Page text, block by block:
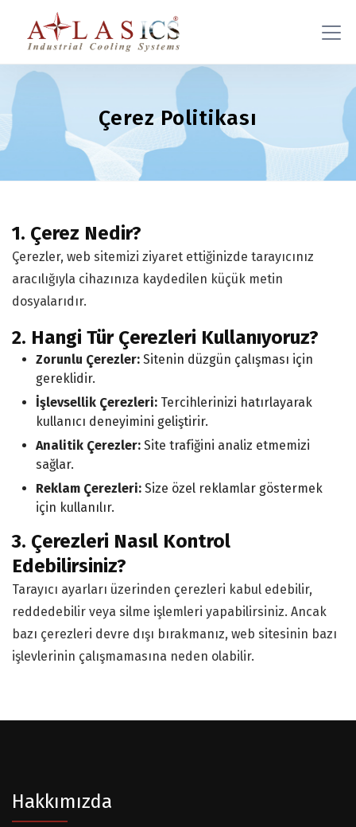
Çerez Politikası
1. Çerez Nedir?
Çerezler, web sitemizi ziyaret ettiğinizde tarayıcınız
aracılığıyla cihazınıza kaydedilen küçük metin
dosyalarıdır.
2. Hangi Tür Çerezleri Kullanıyoruz?
Zorunlu Çerezler: Sitenin düzgün çalışması için
gereklidir.
İşlevsellik Çerezleri: Tercihlerinizi hatırlayarak
kullanıcı deneyimini geliştirir.
Analitik Çerezler: Site trafiğini analiz etmemizi
sağlar.
Reklam Çerezleri: Size özel reklamlar göstermek
için kullanılır.
3. Çerezleri Nasıl Kontrol
Edebilirsiniz?
Tarayıcı ayarları üzerinden çerezleri kabul edebilir,
reddedebilir veya silme işlemleri yapabilirsiniz. Ancak
bazı çerezleri devre dışı bırakmanız, web sitesinin bazı
işlevlerinin çalışmamasına neden olabilir.
Hakkımızda